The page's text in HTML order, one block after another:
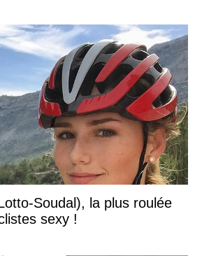
Soudal), la plus roulée
sexy !